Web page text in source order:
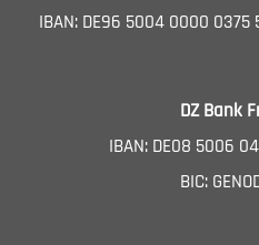
IBAN: DE96 5004 0000 0375
DZ Bank
IBAN: DE08 5006
BIC: